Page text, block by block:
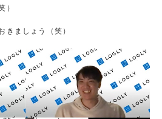
）
きましょう（笑）